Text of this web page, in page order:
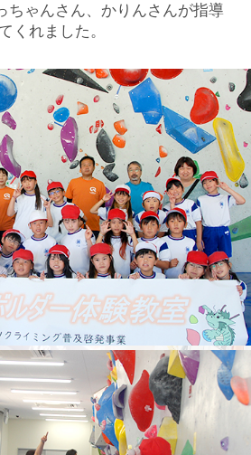
ちゃんさん、かりんさんが指導
くれました。